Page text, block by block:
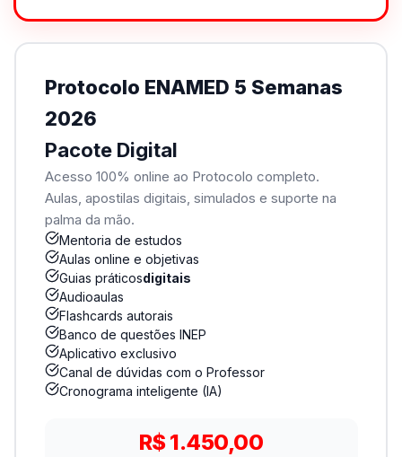
Protocolo ENAMED 5 Semanas
2026
Pacote Digital
Acesso 100% online ao Protocolo completo.
Aulas, apostilas digitais, simulados e suporte na
palma da mão.
Mentoria de estudos
Aulas online e objetivas
Guias práticosdigitais
Audioaulas
Flashcards autorais
Banco de questões INEP
Aplicativo exclusivo
Canal de dúvidas com o Professor
Cronograma inteligente (IA)
R$ 1.450,00